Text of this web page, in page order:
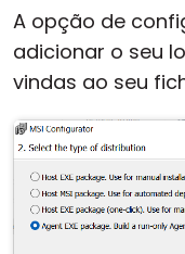
A opção de
adicionar o seu
vindas ao seu
Suporte a Active
Configuração
Nuvem & Local